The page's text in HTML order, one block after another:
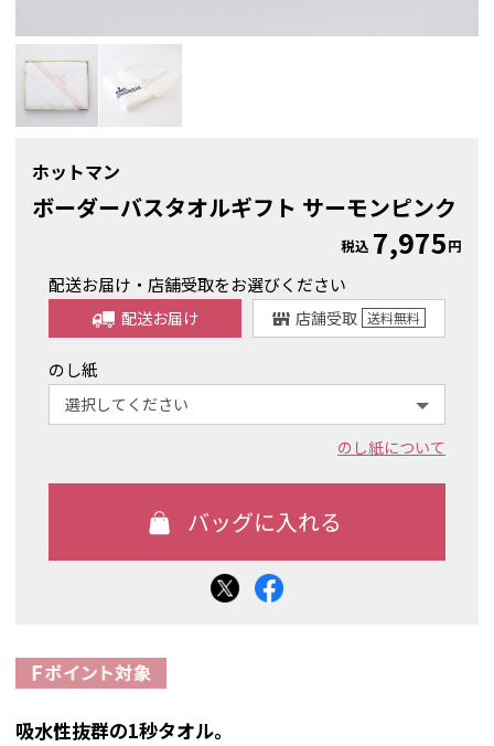
ホットマン
ボーダーバスタオルギフト サーモンピンク
税込 7,975円
配送お届け・店舗受取をお選びください
配送お届け 店舗受取 送料無料
のし紙
のし紙について
吸水性抜群の1秒タオル。